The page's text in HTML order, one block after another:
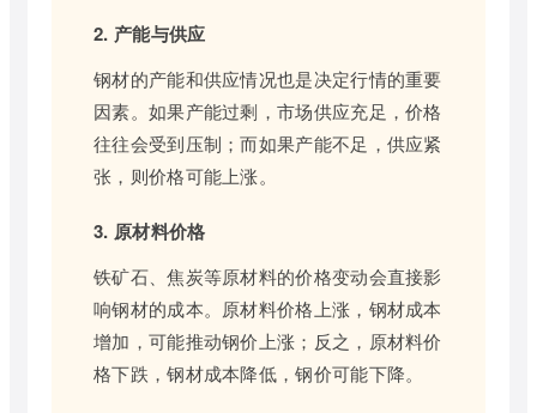
2. 产能与供应
钢材的产能和供应情况也是决定行情的重要
因素。如果产能过剩，市场供应充足，价格
往往会受到压制；而如果产能不足，供应紧
张，则价格可能上涨。
3. 原材料价格
铁矿石、焦炭等原材料的价格变动会直接影
响钢材的成本。原材料价格上涨，钢材成本
增加，可能推动钢价上涨；反之，原材料价
格下跌，钢材成本降低，钢价可能下降。